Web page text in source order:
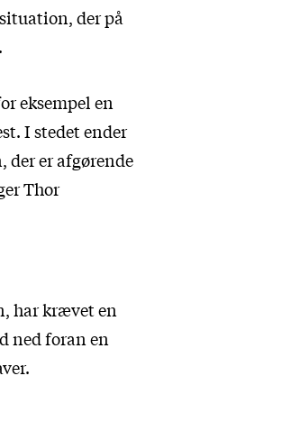
der på
eksempel en
I stedet ender
der er afgørende
Thor
har krævet en
ned foran en